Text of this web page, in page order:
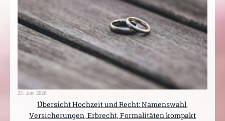
22. Juni 2026
Übersicht Hochzeit und Recht: Namenswahl,
Versicherungen, Erbrecht, Formalitäten kompakt